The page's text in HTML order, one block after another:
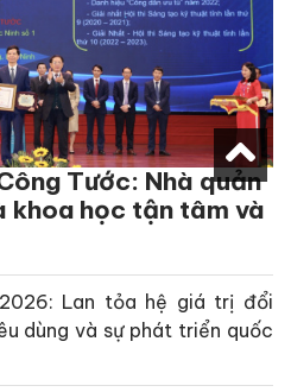
Tước: Nhà quản
khoa học tận tâm và
Lan tỏa hệ giá trị đổi
dùng và sự phát triển quốc